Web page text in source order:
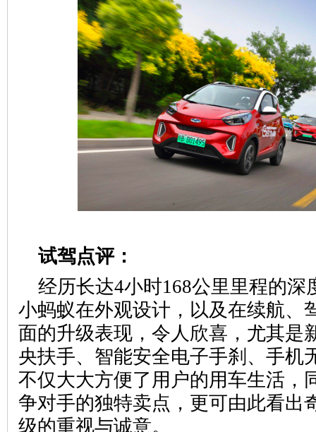
试驾点评：
经历长达4小时168公里里程的深
小蚂蚁在外观设计，以及在续航、
面的升级表现，令人欣喜，尤其是
央扶手、智能安全电子手刹、手机
不仅大大方便了用户的用车生活，
争对手的独特卖点，更可由此看出
级的重视与诚意。